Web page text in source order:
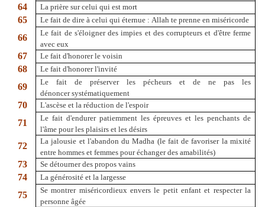
64 La prière sur celui qui est mort
65 Le fait de dire à celui qui éternue : Allah te prenne en miséricorde
66
Le fait de s'éloigner des impies et des corrupteurs et d'être ferme
avec eux
67 Le fait d'honorer le voisin
68 Le fait d'honorer l'invité
69
Le fait de préserver les pécheurs et de ne pas les
dénoncer systématiquement
70 L'ascèse et la réduction de l'espoir
71
Le fait d'endurer patiemment les épreuves et les penchants de
l'âme pour les plaisirs et les désirs
72
La jalousie et l'abandon du Madha (le fait de favoriser la mixité
entre hommes et femmes pour échanger des amabilités)
73 Se détourner des propos vains
74 La générosité et la largesse
75
Se montrer miséricordieux envers le petit enfant et respecter la
personne âgée